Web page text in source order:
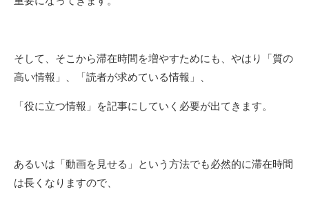
そして、そこから滞在時間を増やすためにも、やはり「質の
高い情報」、「読者が求めている情報」、
「役に立つ情報」を記事にしていく必要が出てきます。
あるいは「動画を見せる」という方法でも必然的に滞在時間
は長くなりますので、